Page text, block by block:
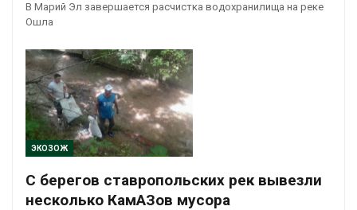
В Марий Эл завершается расчистка водохранилища на реке
Ошла
ЭКОЗОЖ
С берегов ставропольских рек вывезли
несколько КамАЗов мусора